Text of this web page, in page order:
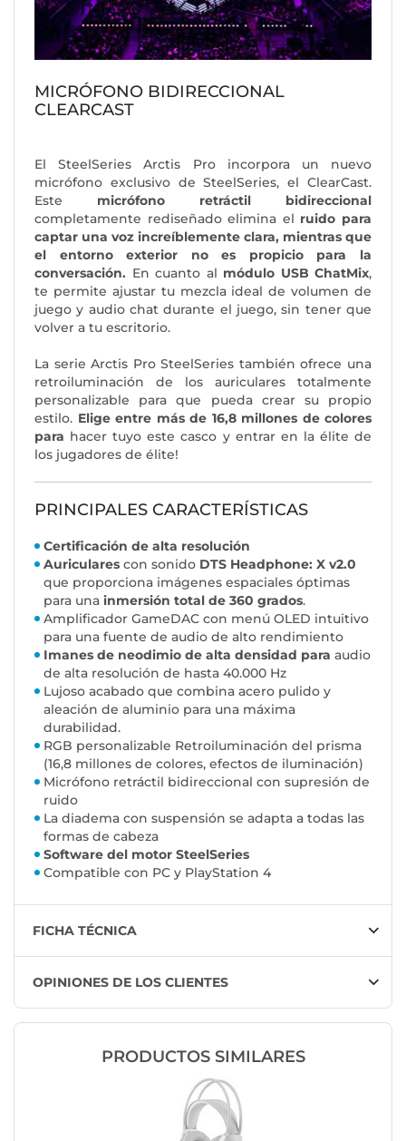
MICRÓFONO BIDIRECCIONAL
CLEARCAST
El SteelSeries Arctis Pro incorpora un nuevo
micrófono exclusivo de SteelSeries, el ClearCast.
Este micrófono retráctil bidireccional
completamente rediseñado elimina el ruido para
captar una voz increíblemente clara, mientras que
el entorno exterior no es propicio para la
conversación. En cuanto al módulo USB ChatMix,
te permite ajustar tu mezcla ideal de volumen de
juego y audio chat durante el juego, sin tener que
volver a tu escritorio.
La serie Arctis Pro SteelSeries también ofrece una
retroiluminación de los auriculares totalmente
personalizable para que pueda crear su propio
estilo. Elige entre más de 16,8 millones de colores
para hacer tuyo este casco y entrar en la élite de
los jugadores de élite!
PRINCIPALES CARACTERÍSTICAS
Certificación de alta resolución
Auriculares con sonido DTS Headphone: X v2.0
que proporciona imágenes espaciales óptimas
para una inmersión total de 360 grados.
Amplificador GameDAC con menú OLED intuitivo
para una fuente de audio de alto rendimiento
Imanes de neodimio de alta densidad para audio
de alta resolución de hasta 40.000 Hz
Lujoso acabado que combina acero pulido y
aleación de aluminio para una máxima
durabilidad.
RGB personalizable Retroiluminación del prisma
(16,8 millones de colores, efectos de iluminación)
Micrófono retráctil bidireccional con supresión de
ruido
La diadema con suspensión se adapta a todas las
formas de cabeza
Software del motor SteelSeries
Compatible con PC y PlayStation 4
FICHA TÉCNICA
OPINIONES DE LOS CLIENTES
PRODUCTOS SIMILARES